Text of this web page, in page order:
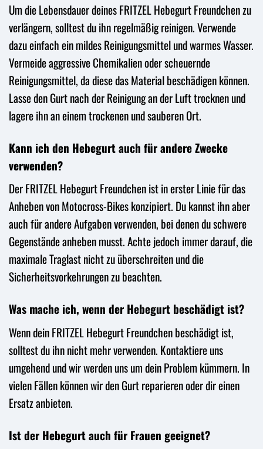
Um die Lebensdauer deines FRITZEL Hebegurt Freundchen zu
verlängern, solltest du ihn regelmäßig reinigen. Verwende
dazu einfach ein mildes Reinigungsmittel und warmes Wasser.
Vermeide aggressive Chemikalien oder scheuernde
Reinigungsmittel, da diese das Material beschädigen können.
Lasse den Gurt nach der Reinigung an der Luft trocknen und
lagere ihn an einem trockenen und sauberen Ort.
Kann ich den Hebegurt auch für andere Zwecke
verwenden?
Der FRITZEL Hebegurt Freundchen ist in erster Linie für das
Anheben von Motocross-Bikes konzipiert. Du kannst ihn aber
auch für andere Aufgaben verwenden, bei denen du schwere
Gegenstände anheben musst. Achte jedoch immer darauf, die
maximale Traglast nicht zu überschreiten und die
Sicherheitsvorkehrungen zu beachten.
Was mache ich, wenn der Hebegurt beschädigt ist?
Wenn dein FRITZEL Hebegurt Freundchen beschädigt ist,
solltest du ihn nicht mehr verwenden. Kontaktiere uns
umgehend und wir werden uns um dein Problem kümmern. In
vielen Fällen können wir den Gurt reparieren oder dir einen
Ersatz anbieten.
Ist der Hebegurt auch für Frauen geeignet?